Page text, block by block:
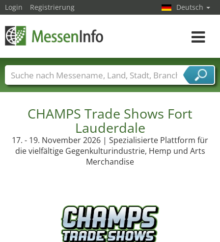
CHAMPS Trade Shows Fort
Lauderdale
17. - 19. November 2026 | Spezialisierte Plattform für
die vielfältige Gegenkulturindustrie, Hemp und Arts
Merchandise
Login Registrierung Deutsch
Toggle
Messenamen Länder Städte
Branchen